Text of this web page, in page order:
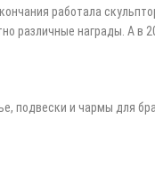
работала
различные награды. А в
подвески и чармы для